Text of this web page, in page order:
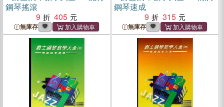
鋼琴搖滾
9
405
無庫存
鋼琴速成
9
315
無庫存